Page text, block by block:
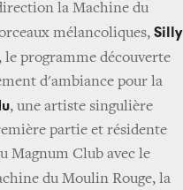
la Machine du
mélancoliques, Silly
programme découverte
d'ambiance pour la
, une artiste singulière
partie et résidente
Magnum Club avec le
du Moulin Rouge, la